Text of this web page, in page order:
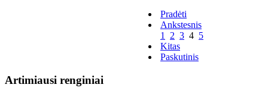
Pradėti
Ankstesnis
1
2 3 4 5
Kitas
Paskutinis
Artimiausi renginiai